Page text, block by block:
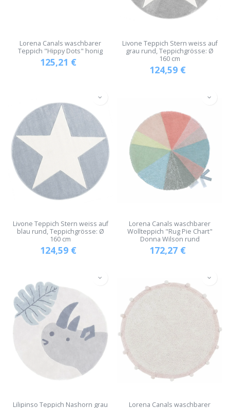
Lorena Canals waschbarer
Teppich "Hippy Dots" honig
125,21 €
Livone Teppich Stern weiss auf
grau rund, Teppichgrösse: Ø
160 cm
124,59 €
Livone Teppich Stern weiss auf
blau rund, Teppichgrösse: Ø
160 cm
124,59 €
Lorena Canals waschbarer
Wollteppich "Rug Pie Chart"
Donna Wilson rund
172,27 €
Lilipinso Teppich Nashorn grau
Lorena Canals waschbarer